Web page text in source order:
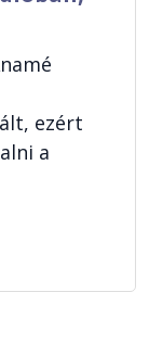
ezért
a